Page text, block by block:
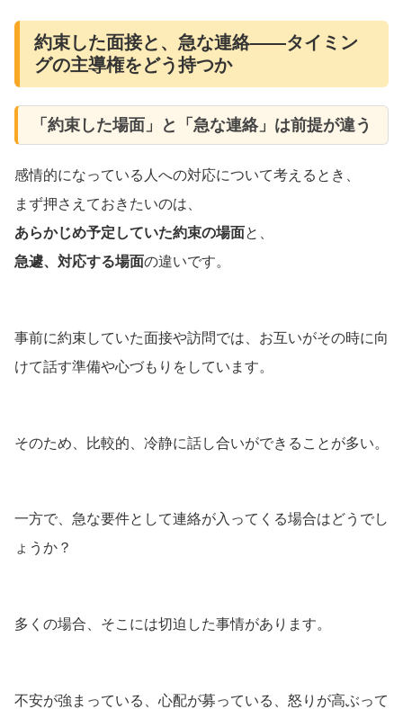
約束した面接と、急な連絡――タイミン
グの主導権をどう持つか
「約束した場面」と「急な連絡」は前提が違う
感情的になっている人への対応について考えるとき、
まず押さえておきたいのは、
あらかじめ予定していた約束の場面と、
急遽、対応する場面の違いです。
事前に約束していた面接や訪問では、お互いがその時に向
けて話す準備や心づもりをしています。
そのため、比較的、冷静に話し合いができることが多い。
一方で、急な要件として連絡が入ってくる場合はどうでし
ょうか？
多くの場合、そこには切迫した事情があります。
不安が強まっている、心配が募っている、怒りが高ぶって